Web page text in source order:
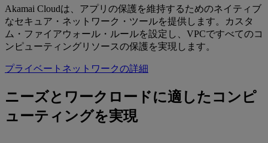
Akamai Cloudは、アプリの保護を維持するためのネイティブ
なセキュア・ネットワーク・ツールを提供します。カスタ
ム・ファイアウォール・ルールを設定し、VPCですべてのコ
ンピューティングリソースの保護を実現します。
プライベートネットワークの詳細
ニーズとワークロードに適したコンピ
ューティングを実現